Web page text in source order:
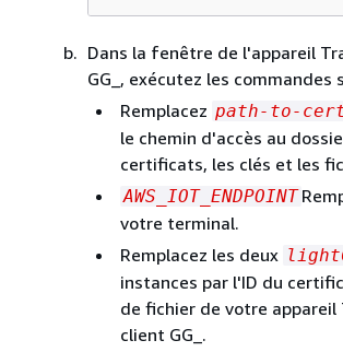
Dans la fenêtre de l'appareil
GG_, exécutez les commandes
Remplacez path-to-
le chemin d'accès au
certificats, les clés et les
AWS_IOT_ENDPOINT
votre terminal.
Remplacez les deux
instances par l'ID du
de fichier de votre
client GG_.